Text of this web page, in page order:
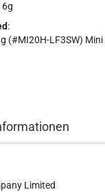
:
(#MI20H-LF3SW)
Limited